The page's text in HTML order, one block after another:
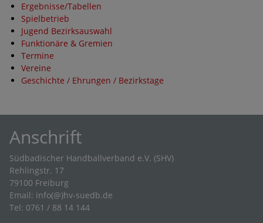
Ergebnisse/Tabellen
Spielbetrieb
Jugend Bezirksauswahl
Funktionäre & Gremien
Termine
Vereine
Geschichte / Ehrungen / Bezirkstage
Anschrift
Südbadischer Handballverband e.V. (SHV)
Rehlingstr. 17
79100 Freiburg
Email: info(@)hv-suedb.de
Tel: 0761 / 88 14 144